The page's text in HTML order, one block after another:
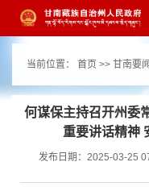
碍 打开适老化模式
当前位置： 首页 >> 甘南要闻
何谋保主持召开州委
重要讲话精神
发布日期：2025-03-25